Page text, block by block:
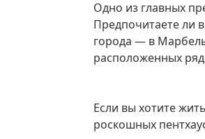
Одно из главных преимуществ Марбельи — разнообразие доступных мест.
Предпочитаете ли
города — в
расположенных
Если вы хотите жить рядом с пляжем, здесь есть множество потрясающих
роскошных